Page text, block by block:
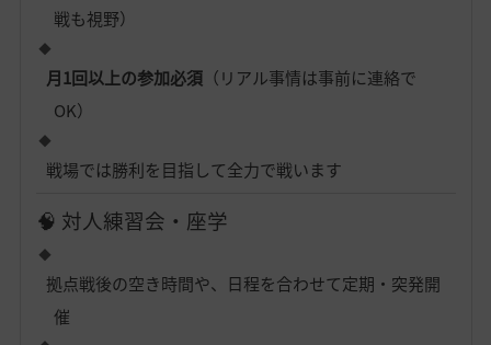
戦も視野）
月1回以上の参加必須 （リアル事情は事前に連絡で
OK）
戦場では勝利を目指して全力で戦います
🧠 対人練習会・座学
拠点戦後の空き時間や、日程を合わせて定期・突発開
催